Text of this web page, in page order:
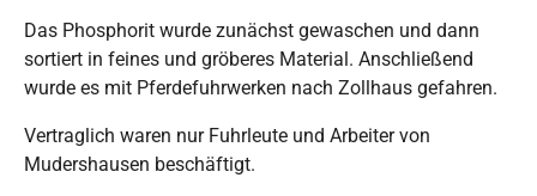
Das Phosphorit wurde zunächst gewaschen und dann
sortiert in feines und gröberes Material. Anschließend
wurde es mit Pferdefuhrwerken nach Zollhaus gefahren.
Vertraglich waren nur Fuhrleute und Arbeiter von
Mudershausen beschäftigt.